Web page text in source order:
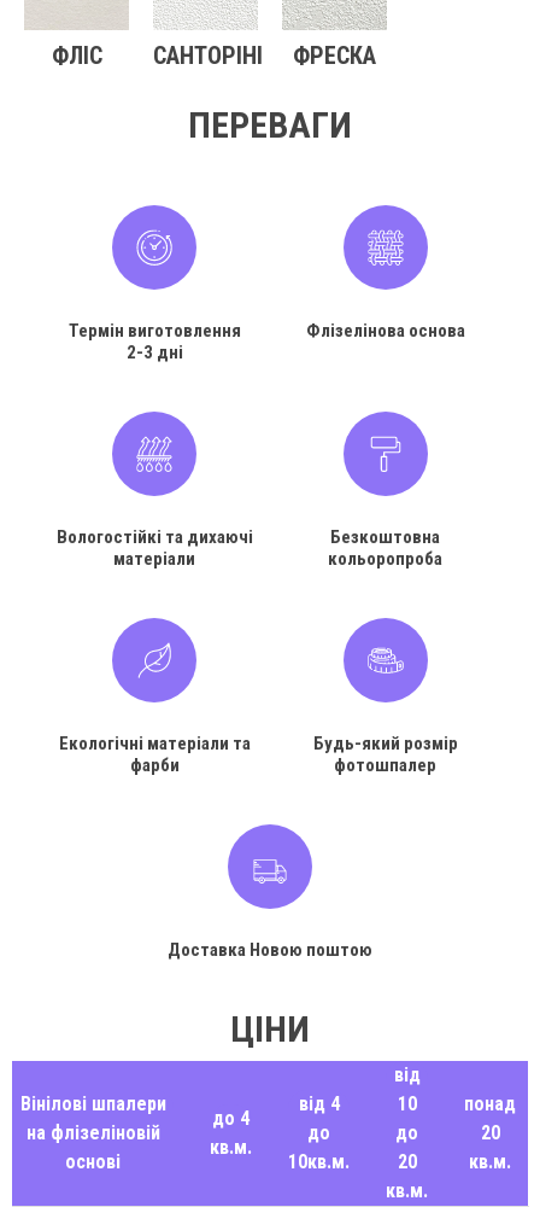
ФЛІС САНТОРІНІ ФРЕСКА
ПЕРЕВАГИ
Термін виготовлення
2-3 дні
Флізелінова основа
Вологостійкі та дихаючі
матеріали
Безкоштовна
кольоропроба
Екологічні матеріали та
фарби
Будь-який розмір
фотошпалер
Доставка Новою поштою
ЦІНИ
Вінілові шпалери
на флізеліновій
основі
до 4
кв.м.
від 4
до
10кв.м.
від
10
до
20
кв.м.
понад
20
кв.м.